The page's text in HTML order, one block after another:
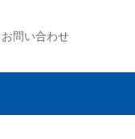
お問い合わせ